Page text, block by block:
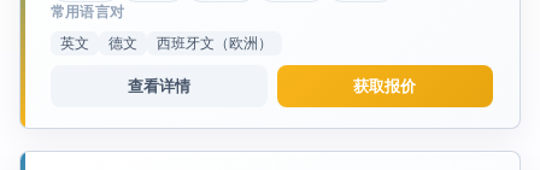
常用语言对
英文
德文 西班牙文（欧洲）
查看详情 获取报价